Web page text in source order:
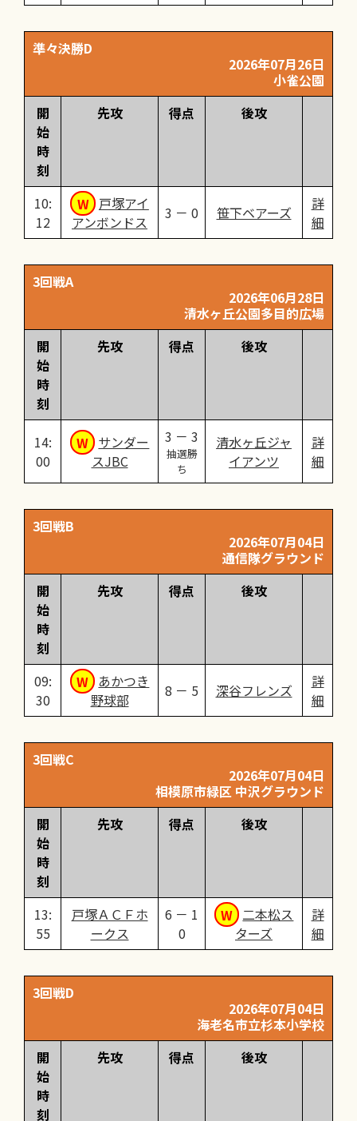
準々決勝D
2026年07月26日
小雀公園
開
始
時
刻
先攻 得点 後攻
10:
12
戸塚アイ
アンボンドス
3 － 0 笹下ベアーズ
詳
細
3回戦A
2026年06月28日
清水ヶ丘公園多目的広場
開
始
時
刻
先攻 得点 後攻
14:
00
サンダー
スJBC
3 － 3
抽選勝
ち
清水ヶ丘ジャ
イアンツ
詳
細
3回戦B
2026年07月04日
通信隊グラウンド
開
始
時
刻
先攻 得点 後攻
09:
30
あかつき
野球部
8 － 5 深谷フレンズ
詳
細
3回戦C
2026年07月04日
相模原市緑区 中沢グラウンド
開
始
時
刻
先攻 得点 後攻
13:
55
戸塚ＡＣＦホ
ークス
6 － 1
0
二本松ス
ターズ
詳
細
3回戦D
2026年07月04日
海老名市立杉本小学校
開
始
時
刻
先攻 得点 後攻